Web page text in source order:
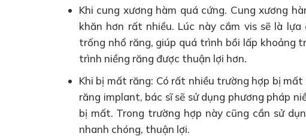
Khi cung xương hàm quá cứng. Cung xương
khăn hơn rất nhiều. Lúc này cắm vis sẽ là
trống nhổ răng, giúp quá trình bồi lấp khoảng
trình niềng răng được thuận lợi hơn.
Khi bị mất răng: Có rất nhiều trường hợp bị
răng implant, bác sĩ sẽ sử dụng phương pháp
bị mất. Trong trường hợp này cũng cần sử
nhanh chóng, thuận lợi.